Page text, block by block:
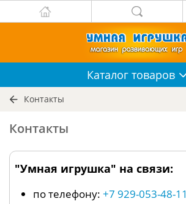
Каталог товаров
Контакты
Контакты
"Умная игрушка" на связи:
по телефону: +7 929-053-48-11